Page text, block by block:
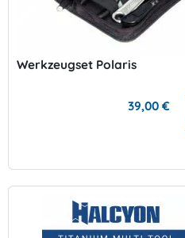
Werkzeugset Polaris
39,00 €